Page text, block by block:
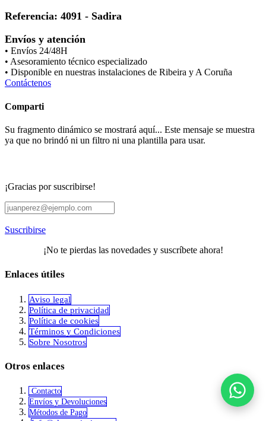
Referencia: 4091 - Sadira
Envíos y atención
• Envíos 24/48H
• Asesoramiento técnico especializado
• Disponible en nuestras instalaciones de Ribeira y A Coruña
Contáctenos
Comparti
Su fragmento dinámico se mostrará aquí... Este mensaje se muestra
ya que no brindó ni un filtro ni una plantilla para usar.
¡Gracias por suscribirse!
Suscribirse
¡No te pierdas las novedades y suscríbete ahora!
Enlaces útiles
Aviso legal
Política de privacidad
​Política de cookies
Términos y Condiciones
Sobre Nosotros
Otros enlaces
Contacto
Envíos y Devoluciones
Métodos de Pago